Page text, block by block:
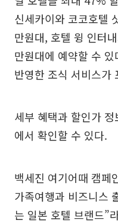
신세카이와 코코호텔
만원대, 호텔 윙 인터
만원대에 예약할 수
반영한 조식 서비스가
세부 혜택과 할인가
에서 확인할 수 있다.
백세진 여기어때 캠페
가족여행과 비즈니스
는 일본 호텔 브랜드”